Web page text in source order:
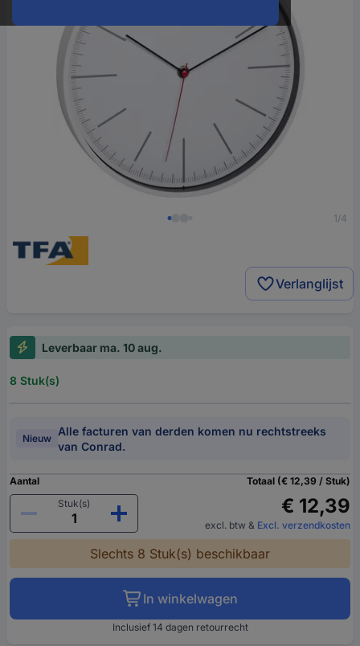
1/4
Verlanglijst
Leverbaar ma. 10 aug.
8 Stuk(s)
Nieuw
Alle facturen van derden komen nu rechtstreeks
van Conrad.
Aantal
Stuk(s)
Totaal (€ 12,39 / Stuk)
€ 12,39
excl. btw & Excl. verzendkosten
Slechts 8 Stuk(s) beschikbaar
In winkelwagen
Inclusief 14 dagen retourrecht